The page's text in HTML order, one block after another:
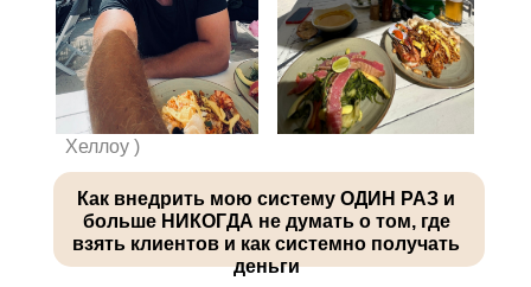
Хеллоу )
Как внедрить мою систему ОДИН РАЗ и
больше НИКОГДА не думать о том, где
взять клиентов и как системно получать
деньги